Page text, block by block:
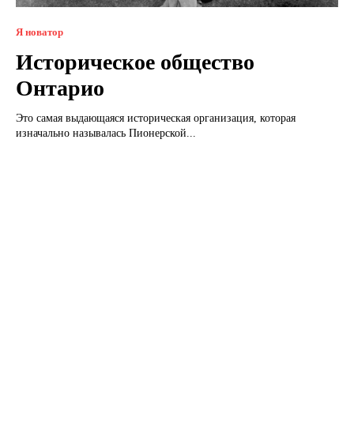
Я новатор
Историческое общество
Онтарио
Это самая выдающаяся историческая организация, которая
изначально называлась Пионерской...